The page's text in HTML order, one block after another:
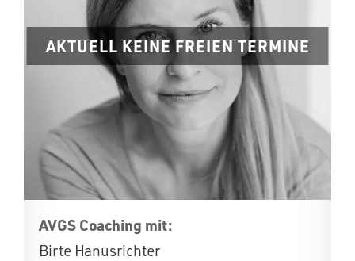
AKTUELL KEINE FREIEN TERMINE
AVGS Coaching mit:
Birte Hanusrichter